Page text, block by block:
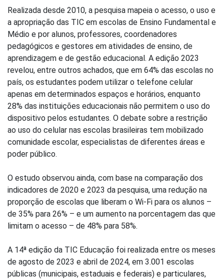
Realizada desde 2010, a pesquisa mapeia o acesso, o uso e
a apropriação das TIC em escolas de Ensino Fundamental e
Médio e por alunos, professores, coordenadores
pedagógicos e gestores em atividades de ensino, de
aprendizagem e de gestão educacional. A edição 2023
revelou, entre outros achados, que em 64% das escolas no
país, os estudantes podem utilizar o telefone celular
apenas em determinados espaços e horários, enquanto
28% das instituições educacionais não permitem o uso do
dispositivo pelos estudantes. O debate sobre a restrição
ao uso do celular nas escolas brasileiras tem mobilizado
comunidade escolar, especialistas de diferentes áreas e
poder público.
O estudo observou ainda, com base na comparação dos
indicadores de 2020 e 2023 da pesquisa, uma redução na
proporção de escolas que liberam o Wi-Fi para os alunos –
de 35% para 26% – e um aumento na porcentagem das que
limitam o acesso – de 48% para 58%.
A 14ª edição da TIC Educação foi realizada entre os meses
de agosto de 2023 e abril de 2024, em 3.001 escolas
públicas (municipais, estaduais e federais) e particulares,